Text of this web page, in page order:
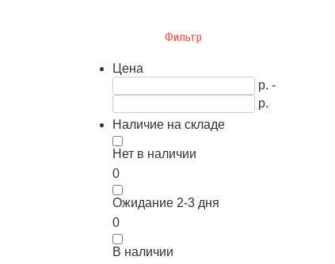
Фильтр
Цена
р. -
р.
Наличие на складе
Нет в наличии
0
Ожидание 2-3 дня
0
В наличии